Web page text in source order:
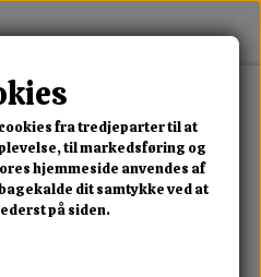
Produkter Hvidt Laklagen
fra tredjeparter til at
til markedsføring og
hjemmeside anvendes af
dit samtykke ved at
på siden.